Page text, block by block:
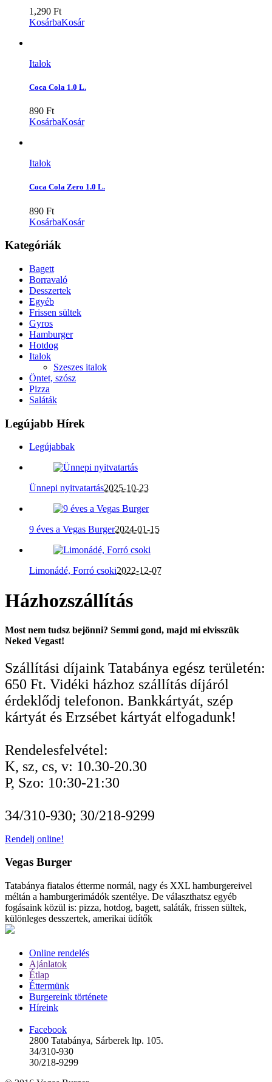
1,290 Ft
KosárbaKosár
Italok
Coca Cola 1.0 L.
890 Ft
KosárbaKosár
Italok
Coca Cola Zero 1.0 L.
890 Ft
KosárbaKosár
Kategóriák
Bagett
Borravaló
Desszertek
Egyéb
Frissen sültek
Gyros
Hamburger
Hotdog
Italok
Szeszes italok
Öntet, szósz
Pizza
Saláták
Legújabb Hírek
Legújabbak
Ünnepi nyitvatartás2025-10-23
9 éves a Vegas Burger2024-01-15
Limonádé, Forró csoki2022-12-07
Házhozszállítás
Most nem tudsz bejönni? Semmi gond, majd mi elvisszük
Neked Vegast!
Szállítási díjaink Tatabánya egész területén:
650 Ft. Vidéki házhoz szállítás díjáról
érdeklődj telefonon. Bankkártyát, szép
kártyát és Erzsébet kártyát elfogadunk!
Rendelesfelvétel:
K, sz, cs, v: 10.30-20.30
P, Szo: 10:30-21:30
34/310-930; 30/218-9299
Rendelj online!
Vegas Burger
Tatabánya fiatalos étterme normál, nagy és XXL hamburgereivel
méltán a hamburgerimádók szentélye. De választhatsz egyéb
fogásaink közül is: pizza, hotdog, bagett, saláták, frissen sültek,
különleges desszertek, amerikai üdítők
Online rendelés
Ajánlatok
Étlap
Éttermünk
Burgereink története
Híreink
Facebook
2800 Tatabánya, Sárberek ltp. 105.
34/310-930
30/218-9299